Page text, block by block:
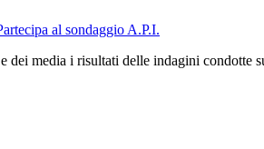
al sondaggio A.P.I.
media i risultati delle indagini condotte